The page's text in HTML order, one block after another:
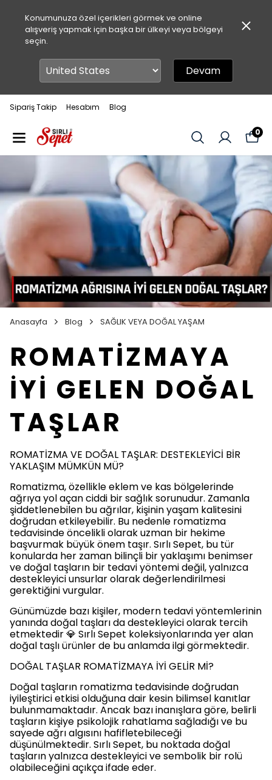
Konumunuza özel içerikleri görmek ve online
alışveriş yapmak için başka bir ülkeyi veya bölgeyi
seçin.
Devam
Sipariş Takip Hesabım Blog
0
Anasayfa Blog SAĞLIK VEYA DOĞAL YAŞAM
ROMATİZMAYA
İYİ GELEN DOĞAL
TAŞLAR
ROMATİZMA VE DOĞAL TAŞLAR: DESTEKLEYİCİ BİR
YAKLAŞIM MÜMKÜN MÜ?
Romatizma, özellikle eklem ve kas bölgelerinde
ağrıya yol açan ciddi bir sağlık sorunudur. Zamanla
şiddetlenebilen bu ağrılar, kişinin yaşam kalitesini
doğrudan etkileyebilir. Bu nedenle romatizma
tedavisinde öncelikli olarak uzman bir hekime
başvurmak büyük önem taşır. Sırlı Sepet, bu tür
konularda her zaman bilinçli bir yaklaşımı benimser
ve doğal taşların bir tedavi yöntemi değil, yalnızca
destekleyici unsurlar olarak değerlendirilmesi
gerektiğini vurgular.
Günümüzde bazı kişiler, modern tedavi yöntemlerinin
yanında doğal taşları da destekleyici olarak tercih
etmektedir 💎 Sırlı Sepet koleksiyonlarında yer alan
doğal taşlı ürünler de bu anlamda ilgi görmektedir.
DOĞAL TAŞLAR ROMATİZMAYA İYİ GELİR Mİ?
Doğal taşların romatizma tedavisinde doğrudan
iyileştirici etkisi olduğuna dair kesin bilimsel kanıtlar
bulunmamaktadır. Ancak bazı inanışlara göre, belirli
taşların kişiye psikolojik rahatlama sağladığı ve bu
sayede ağrı algısını hafifletebileceği
düşünülmektedir. Sırlı Sepet, bu noktada doğal
taşların yalnızca destekleyici ve sembolik bir rolü
olabileceğini açıkça ifade eder.